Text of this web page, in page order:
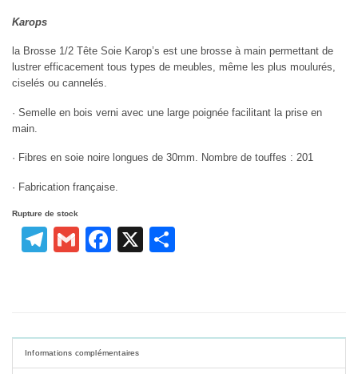
Karops
la Brosse 1/2 Tête Soie Karop’s est une brosse à main permettant de
lustrer efficacement tous types de meubles, même les plus moulurés,
ciselés ou cannelés.
· Semelle en bois verni avec une large poignée facilitant la prise en
main.
· Fibres en soie noire longues de 30mm. Nombre de touffes : 201
· Fabrication française.
Rupture de stock
Telegram
GmailFacebook
X
Informations complémentaires